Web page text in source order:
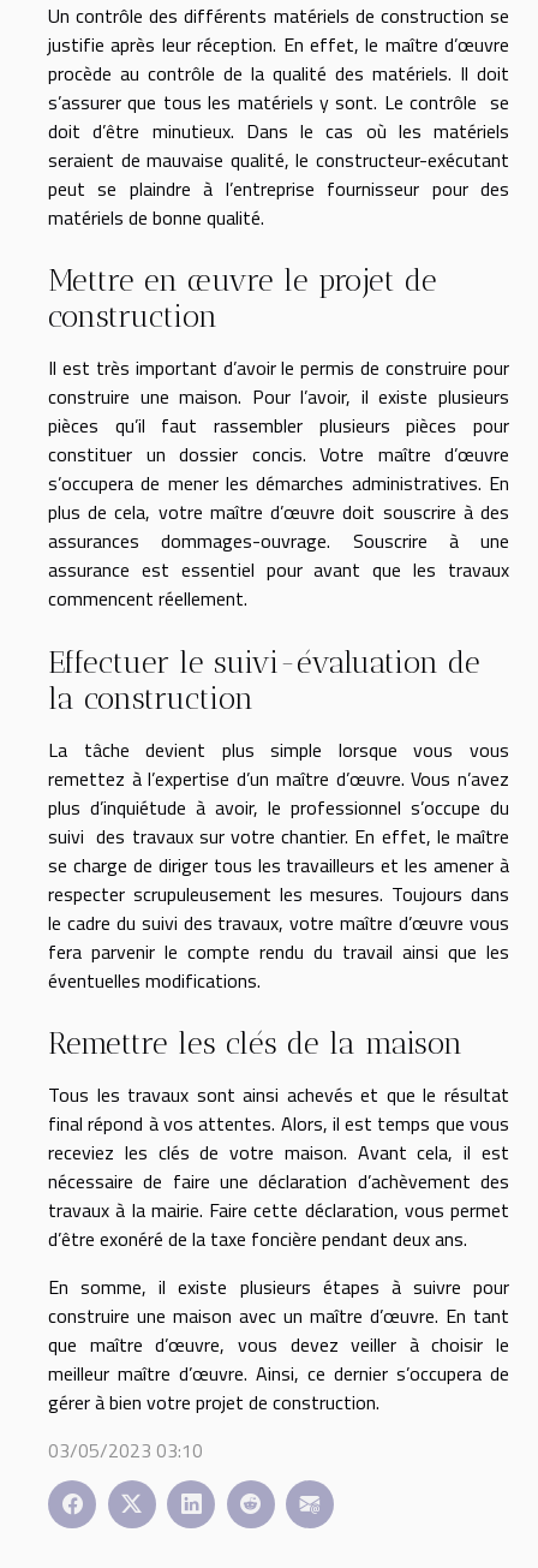
Un contrôle des différents matériels de construction se
justifie après leur réception. En effet, le maître d’œuvre
procède au contrôle de la qualité des matériels. Il doit
s’assurer que tous les matériels y sont. Le contrôle se
doit d’être minutieux. Dans le cas où les matériels
seraient de mauvaise qualité, le constructeur-exécutant
peut se plaindre à l’entreprise fournisseur pour des
matériels de bonne qualité.
Mettre en œuvre le projet de
construction
Il est très important d’avoir le permis de construire pour
construire une maison. Pour l’avoir, il existe plusieurs
pièces qu’il faut rassembler plusieurs pièces pour
constituer un dossier concis. Votre maître d’œuvre
s’occupera de mener les démarches administratives. En
plus de cela, votre maître d’œuvre doit souscrire à des
assurances dommages-ouvrage. Souscrire à une
assurance est essentiel pour avant que les travaux
commencent réellement.
Effectuer le suivi-évaluation de
la construction
La tâche devient plus simple lorsque vous vous
remettez à l’expertise d’un maître d’œuvre. Vous n’avez
plus d’inquiétude à avoir, le professionnel s’occupe du
suivi des travaux sur votre chantier. En effet, le maître
se charge de diriger tous les travailleurs et les amener à
respecter scrupuleusement les mesures. Toujours dans
le cadre du suivi des travaux, votre maître d’œuvre vous
fera parvenir le compte rendu du travail ainsi que les
éventuelles modifications.
Remettre les clés de la maison
Tous les travaux sont ainsi achevés et que le résultat
final répond à vos attentes. Alors, il est temps que vous
receviez les clés de votre maison. Avant cela, il est
nécessaire de faire une déclaration d’achèvement des
travaux à la mairie. Faire cette déclaration, vous permet
d’être exonéré de la taxe foncière pendant deux ans.
En somme, il existe plusieurs étapes à suivre pour
construire une maison avec un maître d’œuvre. En tant
que maître d’œuvre, vous devez veiller à choisir le
meilleur maître d’œuvre. Ainsi, ce dernier s’occupera de
gérer à bien votre projet de construction.
03/05/2023 03:10